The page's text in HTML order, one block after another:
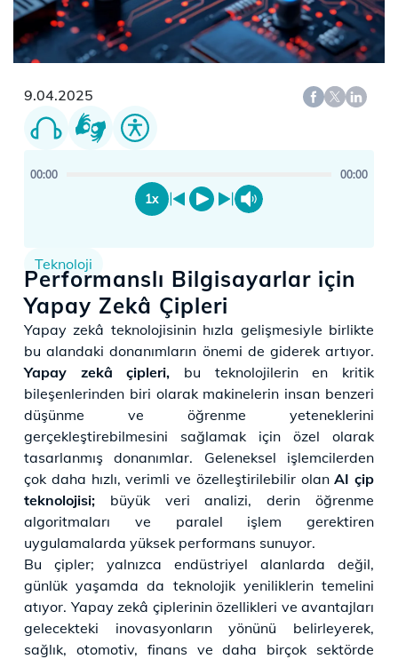
9.04.2025
00:00 00:00
1x
Teknoloji
Performanslı Bilgisayarlar için
Yapay Zekâ Çipleri
​​​​​Yapay zekâ teknolojisinin hızla gelişmesiyle birlikte
bu alandaki donanımların önemi de giderek artıyor.
Yapay zekâ çipleri, bu teknolojilerin en kritik
bileşenlerinden biri olarak makinelerin insan benzeri
düşünme ve öğrenme yeteneklerini
gerçekleştirebilmesini sağlamak için özel olarak
tasarlanmış donanımlar. Geleneksel işlemcilerden
çok daha hızlı, verimli ve özelleştirilebilir olanAI çip
teknolojisi; büyük veri analizi, derin öğrenme
algoritmaları ve paralel işlem gerektiren
uygulamalarda yüksek performans sunuyor.
Bu çipler; yalnızca endüstriyel alanlarda değil,
günlük yaşamda da teknolojik yeniliklerin temelini
atıyor. Yapay zekâ çiplerinin özellikleri ve avantajları
gelecekteki inovasyonların yönünü belirleyerek,
sağlık, otomotiv, finans ve daha birçok sektörde